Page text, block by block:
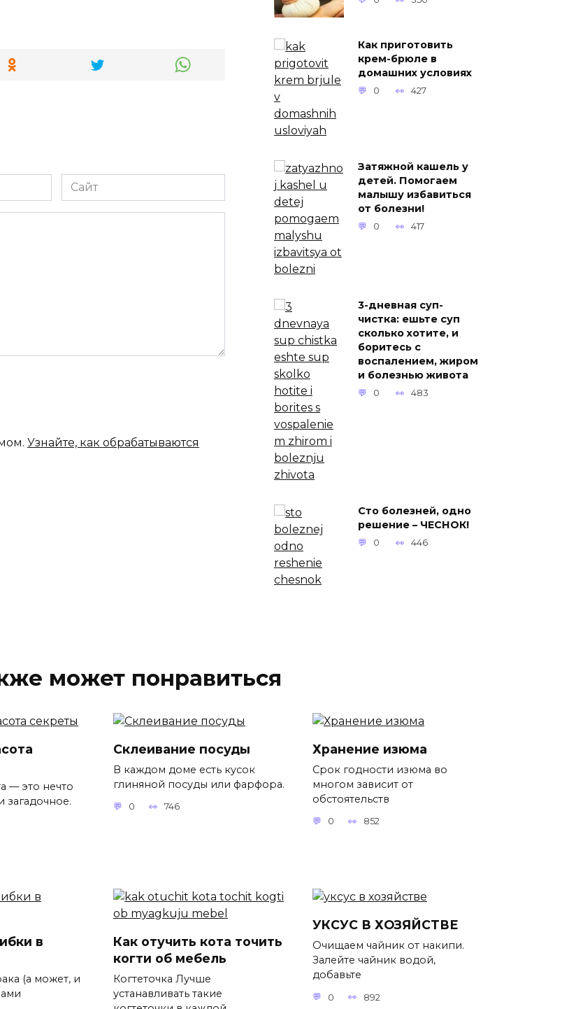
Сайт
Узнайте, как обрабатываются
Как приготовить
крем-брюле в
домашних условиях
0 427
Затяжной кашель у
детей. Помогаем
малышу избавиться
от болезни!
0 417
3-дневная суп-
чистка: ешьте суп
сколько хотите, и
боритесь с
воспалением, жиром
и болезнью живота
0 483
Сто болезней, одно
решение – ЧЕСНОК!
0 446
может понравиться
— это нечто
загадочное.
Склеивание посуды
В каждом доме есть кусок
глиняной посуды или фарфора.
0 746
Хранение изюма
Срок годности изюма во
многом зависит от
обстоятельств
0 852
в
(а может, и
Как отучить кота точить
когти об мебель
Когтеточка Лучше
устанавливать такие
УКСУС В ХОЗЯЙСТВЕ
Очищаем чайник от накипи.
Залейте чайник водой,
добавьте
0 892